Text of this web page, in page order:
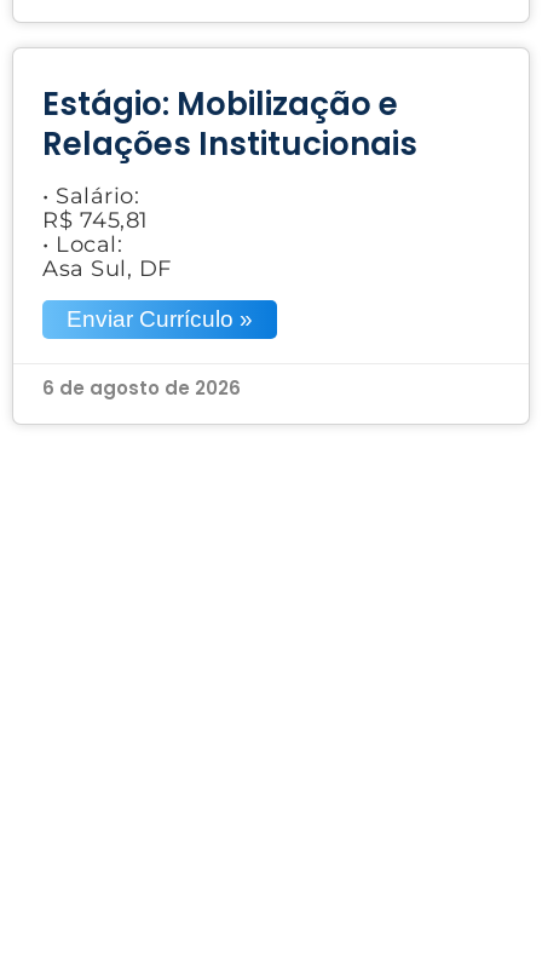
Estágio: Mobilização e
Relações Institucionais
• Salário:
R$ 745,81
• Local:
Asa Sul, DF
Enviar Currículo »
6 de agosto de 2026